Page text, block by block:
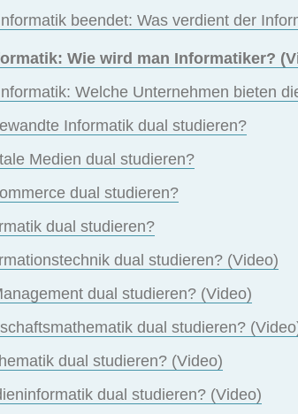
beendet: Was verdient der
Wie wird man Informatiker?
Welche Unternehmen bieten
Informatik dual studieren?
Medien dual studieren?
dual studieren?
dual studieren?
dual studieren? (Video)
dual studieren? (Video)
dual studieren?
dual studieren? (Video)
dual studieren? (Video)